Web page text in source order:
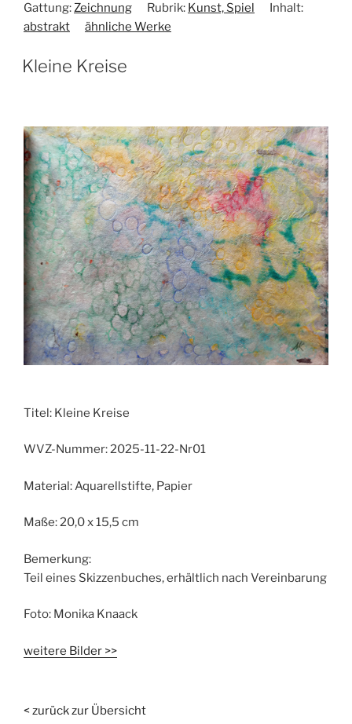
Gattung:Zeichnung Rubrik: Kunst, Spiel
Inhalt:
abstrakt
ähnliche Werke
Kleine Kreise
Titel: Kleine Kreise
WVZ-Nummer:2025-11-22-Nr01
Material: Aquarellstifte, Papier
Maße:20,0 x 15,5 cm
Bemerkung:
Teil eines Skizzenbuches, erhältlich nach Vereinbarung
Foto: Monika Knaack
weitere Bilder >>
< zurück zur Übersicht